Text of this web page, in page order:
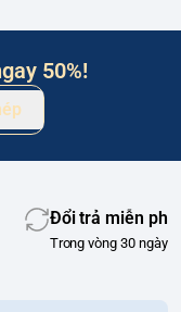
50%!
Đổi trả miễn phí
Trong vòng 30 ngày